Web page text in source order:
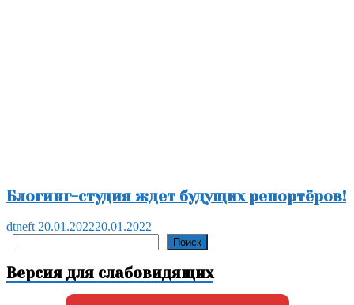
Блогинг-студия ждет будущих репортёров!
dtneft 20.01.202220.01.2022
Поиск
Версия для слабовидящих